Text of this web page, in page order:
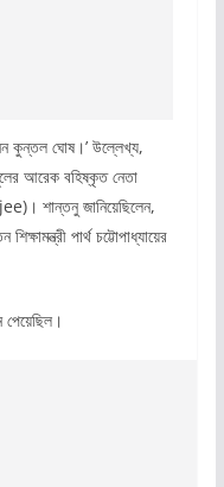
কুন্তল ঘোষ।’ উল্লেখ্য,
আরেক বহিষ্কৃত নেতা
শান্তনু জানিয়েছিলেন,
পার্থ চট্টোপাধ্যায়ের